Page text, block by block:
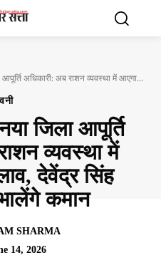
आपूर्ति अधिकारी: अब राशन व्यवस्था में आएगा...
जिला आपूर्ति
व्यवस्था में
देवेंद्र सिंह
कमान
SHARMA
14, 2026